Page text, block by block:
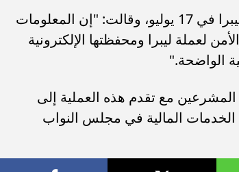
وتعقد لجنة الكونغرس جلسة استماع كاملة حول عملة ليبرا في 17 يوليو، وقالت: "إن المعلومات
لعملة ليبرا ومحفظتها الإلكترونية
الواضحة."
مع تقدم هذه العملية إلى
الخدمات المالية في مجلس النواب